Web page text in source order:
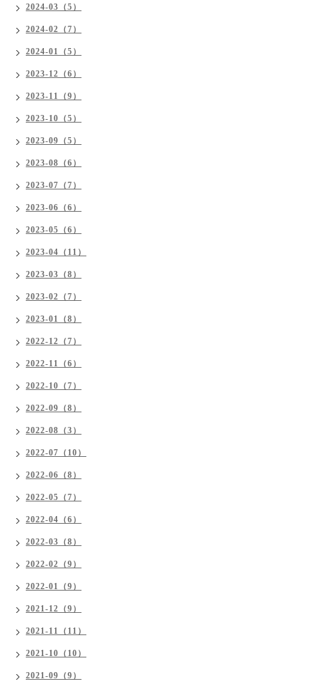
2024-03（5）
2024-02（7）
2024-01（5）
2023-12（6）
2023-11（9）
2023-10（5）
2023-09（5）
2023-08（6）
2023-07（7）
2023-06（6）
2023-05（6）
2023-04（11）
2023-03（8）
2023-02（7）
2023-01（8）
2022-12（7）
2022-11（6）
2022-10（7）
2022-09（8）
2022-08（3）
2022-07（10）
2022-06（8）
2022-05（7）
2022-04（6）
2022-03（8）
2022-02（9）
2022-01（9）
2021-12（9）
2021-11（11）
2021-10（10）
2021-09（9）